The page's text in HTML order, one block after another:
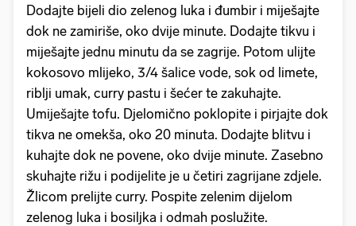
Dodajte bijeli dio zelenog luka i đumbir i miješajte
dok ne zamiriše, oko dvije minute. Dodajte tikvu i
miješajte jednu minutu da se zagrije. Potom ulijte
kokosovo mlijeko, 3/4 šalice vode, sok od limete,
riblji umak, curry pastu i šećer te zakuhajte.
Umiješajte tofu. Djelomično poklopite i pirjajte dok
tikva ne omekša, oko 20 minuta. Dodajte blitvu i
kuhajte dok ne povene, oko dvije minute. Zasebno
skuhajte rižu i podijelite je u četiri zagrijane zdjele.
Žlicom prelijte curry. Pospite zelenim dijelom
zelenog luka i bosiljka i odmah poslužite.